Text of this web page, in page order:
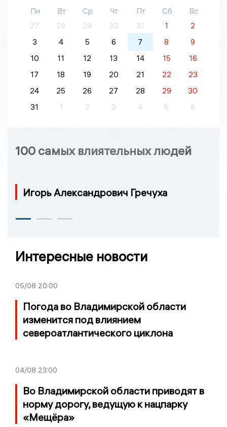
Пн Вт Ср Чт Пт Сб
Вс
27
28 29 30 31 1
2
3
4 5 6 7 8
9
10
11 12 13 14 15
16
17
18 19 20 21 22
23
24
25 26 27 28 29
30
31
1 2 3 4 5 6
100 самых влиятельных людей
Игорь Александрович Гречуха
Интересные новости
05/08 20:00
Погода во Владимирской области
изменится под влиянием
североатлантического циклона
04/08 23:00
Во Владимирской области приводят в
норму дорогу, ведущую к нацпарку
«Мещёра»